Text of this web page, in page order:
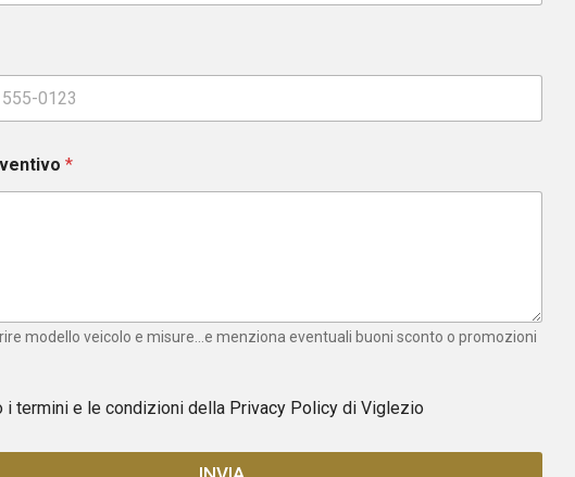
*
modello veicolo e misure...e menziona eventuali buoni sconto o promozioni
i termini e le condizioni della Privacy Policy di Viglezio